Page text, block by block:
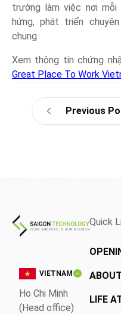
trường làm việc nơi
hứng, phát triển
chung.
Xem thông tin chứng
Great Place To Work
Previous
VIETNAM
Ho Chi Minh
(Head office)
Quick
LIFE